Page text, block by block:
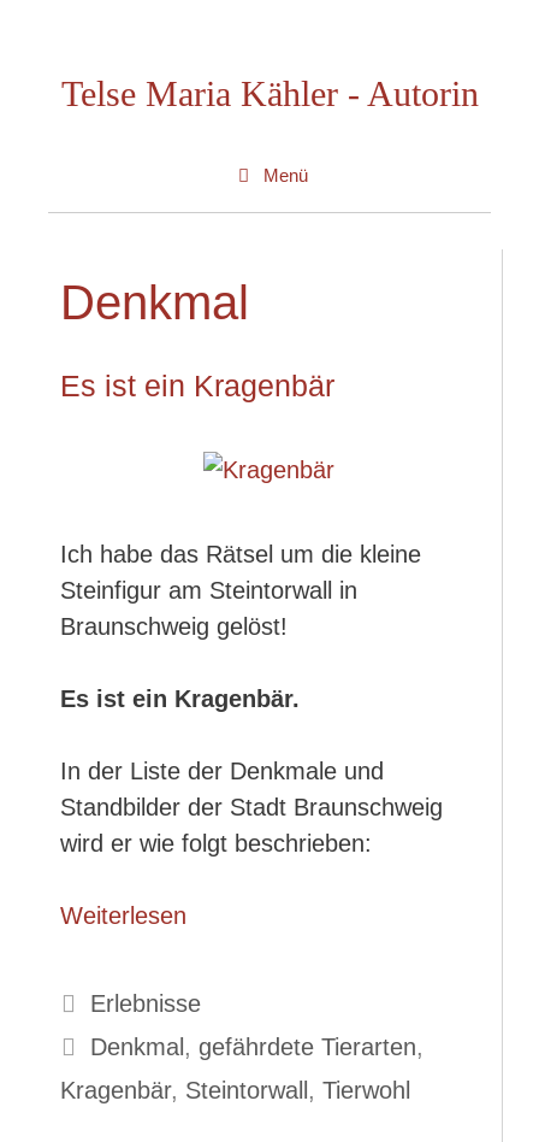
springenTelse Maria Kähler - Autorin
Menü
Denkmal
Es ist ein Kragenbär
Ich habe das Rätsel um die kleine
Steinfigur am Steintorwall in
Braunschweig gelöst!
Es ist ein Kragenbär.
In der Liste der Denkmale und
Standbilder der Stadt Braunschweig
wird er wie folgt beschrieben:
Weiterlesen
Kategorien
Erlebnisse
Schlagwörter
Denkmal , gefährdete Tierarten,
Kragenbär, Steintorwall , Tierwohl